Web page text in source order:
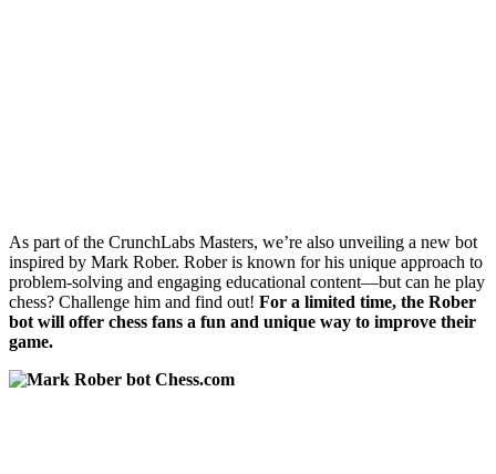
As part of the CrunchLabs Masters, we’re also unveiling a new bot
inspired by Mark Rober. Rober is known for his unique approach to
problem-solving and engaging educational content—but can he play
chess? Challenge him and find out! For a limited time, the Rober
bot will offer chess fans a fun and unique way to improve their
game.